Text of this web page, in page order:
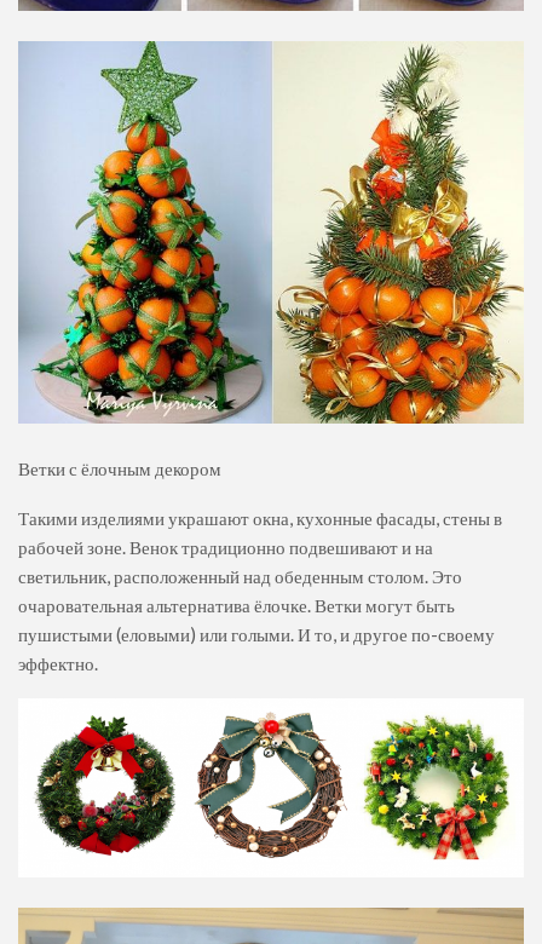
Ветки с ёлочным декором
Такими изделиями украшают окна, кухонные фасады, стены в
рабочей зоне. Венок традиционно подвешивают и на
светильник, расположенный над обеденным столом. Это
очаровательная альтернатива ёлочке. Ветки могут быть
пушистыми (еловыми) или голыми. И то, и другое по-своему
эффектно.